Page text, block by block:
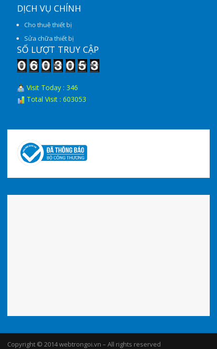
DỊCH VỤ CHÍNH
Cho thuê thiết bị
Sửa chữa thiết bị
SỐ LƯỢT TRUY CẬP
Visit Today : 346
Total Visit : 603053
Copyright © 2014 webtrongoi.vn – All rights reserved